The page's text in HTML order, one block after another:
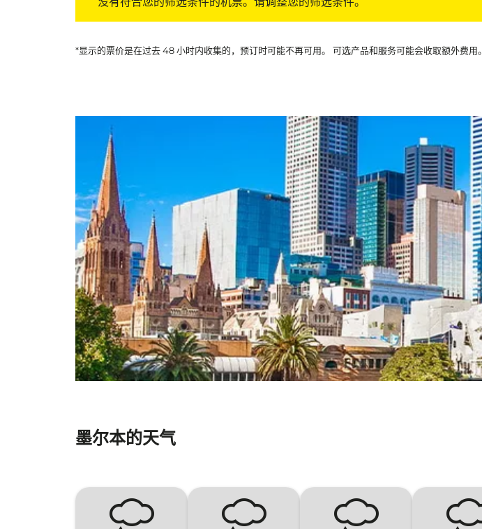
*显示的票价是在过去 48 小时内收集的，预订时可能不再可用。 可选产品和服务可能会收取额外费用。
墨尔本的天气